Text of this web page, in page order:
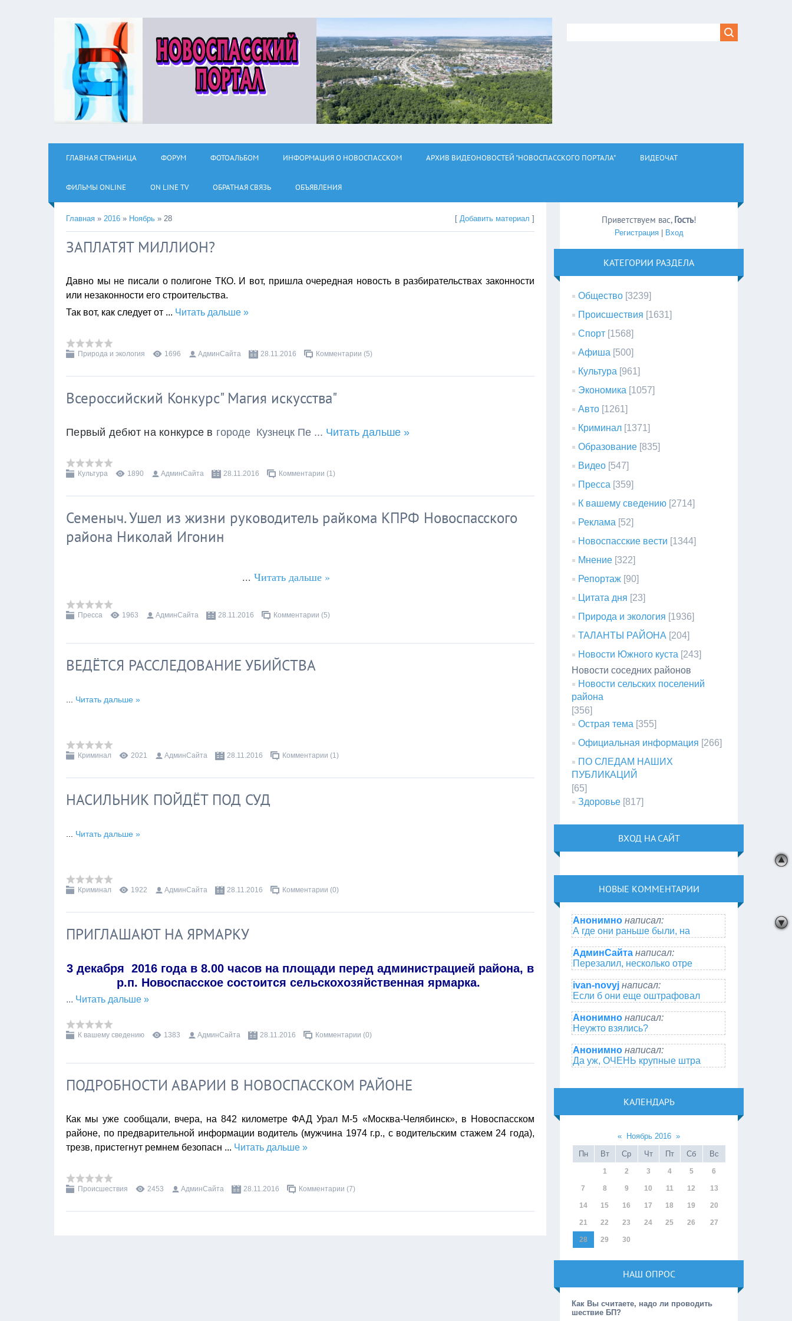
ГЛАВНАЯ СТРАНИЦА ФОРУМ ФОТОАЛЬБОМ ИНФОРМАЦИЯ О НОВОСПАССКОМ АРХИВ ВИДЕОНОВОСТЕЙ "НОВОСПАССКОГО ПОРТАЛА" ВИДЕОЧАТ
ФИЛЬМЫ ОNLINE ON LINE TV ОБРАТНАЯ СВЯЗЬ ОБЪЯВЛЕНИЯ
Главная » 2016 » Ноябрь » 28 [Добавить материал ]
ЗАПЛАТЯТ МИЛЛИОН?
Давно мы не писали о полигоне ТКО. И вот, пришла очередная новость в разбирательствах законности
или незаконности его строительства.
Так вот, как следует от ... Читать дальше »
Природа и экология 1696 АдминСайта 28.11.2016 Комментарии (5)
Всероссийский Конкурс" Магия искусства"
Первый дебют на конкурсе в городе Кузнецк Пе ... Читать дальше »
Культура 1890 АдминСайта 28.11.2016 Комментарии (1)
Семеныч. Ушел из жизни руководитель райкома КПРФ Новоспасского
района Николай Игонин
... Читать дальше »
Пресса 1963 АдминСайта 28.11.2016 Комментарии (5)
ВЕДЁТСЯ РАССЛЕДОВАНИЕ УБИЙСТВА
Читать дальше »
Криминал 2021 АдминСайта 28.11.2016 Комментарии (1)
НАСИЛЬНИК ПОЙДЁТ ПОД СУД
Читать дальше »
Криминал 1922 АдминСайта 28.11.2016 Комментарии (0)
ПРИГЛАШАЮТ НА ЯРМАРКУ
3 декабря 2016 года в 8.00 часов на площади перед администрацией района, в
р.п. Новоспасское состоится сельскохозяйственная ярмарка.
... Читать дальше »
К вашему сведению 1383 АдминСайта 28.11.2016 Комментарии (0)
ПОДРОБНОСТИ АВАРИИ В НОВОСПАССКОМ РАЙОНЕ
Как мы уже сообщали, вчера, на 842 километре ФАД Урал М-5 «Москва-Челябинск», в Новоспасском
районе, по предварительной информации водитель (мужчина 1974 г.р., с водительским стажем 24 года),
трезв, пристегнут ремнем безопасн ... Читать дальше »
Происшествия 2453 АдминСайта 28.11.2016 Комментарии (7)
Приветствуем вас, Гость!
Регистрация| Вход
КАТЕГОРИИ РАЗДЕЛА
Общество [3239]
Происшествия [1631]
Спорт [1568]
Афиша [500]
Культура [961]
Экономика [1057]
Авто [1261]
Криминал [1371]
Образование [835]
Видео [547]
Пресса [359]
К вашему сведению [2714]
Реклама [52]
Новоспасские вести [1344]
Мнение [322]
Репортаж [90]
Цитата дня [23]
Природа и экология [1936]
ТАЛАНТЫ РАЙОНА [204]
Новости Южного куста [243]
Новости соседних районов
Новости сельских поселений
района
[356]
Острая тема [355]
Официальная информация [266]
ПО СЛЕДАМ НАШИХ
ПУБЛИКАЦИЙ
[65]
Здоровье [817]
ВХОД НА САЙТ
НОВЫЕ КОММЕНТАРИИ
Анонимно написал:
А где они раньше были, на
АдминСайта написал:
Перезалил, несколько отре
ivan-novyj написал:
Если б они еще оштрафовал
Анонимно написал:
Неужто взялись?
Анонимно написал:
Да уж, ОЧЕНЬ крупные штра
КАЛЕНДАРЬ
« Ноябрь 2016 »
Пн
Вт Ср Чт Пт Сб Вс
1 2 3 4 5 6
7 8 9 10 11 12 13
14 15 16 17 18 19 20
21 22 23 24 25 26 27
28 29 30
НАШ ОПРОС
Как Вы считаете, надо ли проводить
шествие БП?